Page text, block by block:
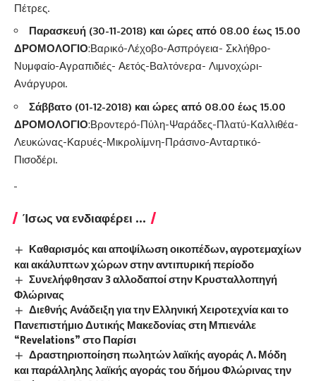
Πέτρες.
Παρασκευή (30-11-2018) και ώρες από 08.00 έως 15.00
ΔΡΟΜΟΛΟΓΙΟ:Βαρικό-Λέχοβο-Ασπρόγεια- Σκλήθρο-
Νυμφαίο-Αγραπιδιές- Αετός-Βαλτόνερα- Λιμνοχώρι-
Ανάργυροι.
Σάββατο (01-12-2018) και ώρες από 08.00 έως 15.00
ΔΡΟΜΟΛΟΓΙΟ:Βροντερό-Πύλη-Ψαράδες-Πλατύ-Καλλιθέα-
Λευκώνας-Καρυές-Μικρολίμνη-Πράσινο-Ανταρτικό-
Πισοδέρι.
Ίσως να ενδιαφέρει ...
Καθαρισμός και αποψίλωση οικοπέδων, αγροτεμαχίων
και ακάλυπτων χώρων στην αντιπυρική περίοδο
Συνελήφθησαν 3 αλλοδαποί στην Κρυσταλλοπηγή
Φλώρινας
Διεθνής Ανάδειξη για την Ελληνική Χειροτεχνία και το
Πανεπιστήμιο Δυτικής Μακεδονίας στη Μπιενάλε
“Revelations” στο Παρίσι
Δραστηριοποίηση πωλητών λαϊκής αγοράς Λ. Μόδη
και παράλληλης λαϊκής αγοράς του δήμου Φλώρινας την